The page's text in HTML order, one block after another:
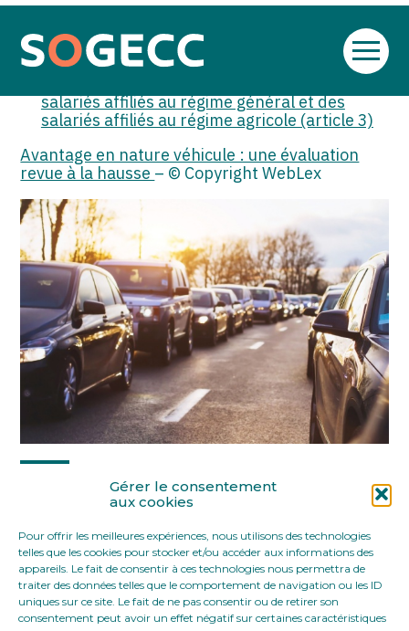
Gérer le consentement
aux cookies
Pour offrir les meilleures expériences, nous utilisons des technologies
telles que les cookies pour stocker et/ou accéder aux informations des
appareils. Le fait de consentir à ces technologies nous permettra de
traiter des données telles que le comportement de navigation ou les ID
uniques sur ce site. Le fait de ne pas consentir ou de retirer son
consentement peut avoir un effet négatif sur certaines caractéristiques
AllerArrêté du 25 février 2025 relatif à
l’évaluation des avantages en nature pour le
salariés affiliés au régime général et des
salariés affiliés au régime agricole (article 3)
Avantage en nature véhicule : une évaluation
revue à la hausse – © Copyright WebLex
FaceBook
TwitterLinkedIn